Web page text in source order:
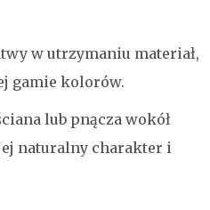
w utrzymaniu materiał,
gamie kolorów.
lub pnącza wokół
naturalny charakter i